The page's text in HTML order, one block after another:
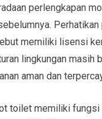
perlengkapan
memiliki lisensi
lingkungan masih
aman dan
toilet memiliki fungsi